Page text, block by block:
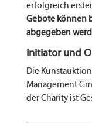
erfolgreich
Gebote können
abgegeben
Initiator und
Die
Management
der Charity ist